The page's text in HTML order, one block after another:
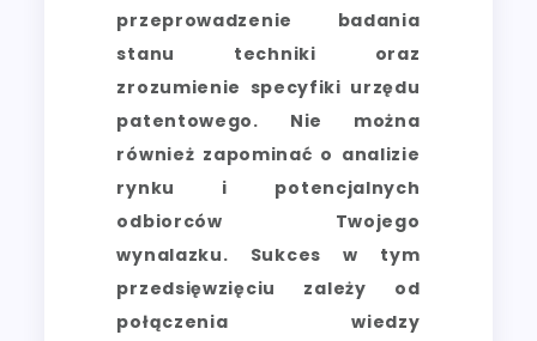
przeprowadzenie badania
stanu techniki oraz
zrozumienie specyfiki urzędu
patentowego. Nie można
również zapominać o analizie
rynku i potencjalnych
odbiorców Twojego
wynalazku. Sukces w tym
przedsięwzięciu zależy od
połączenia wiedzy